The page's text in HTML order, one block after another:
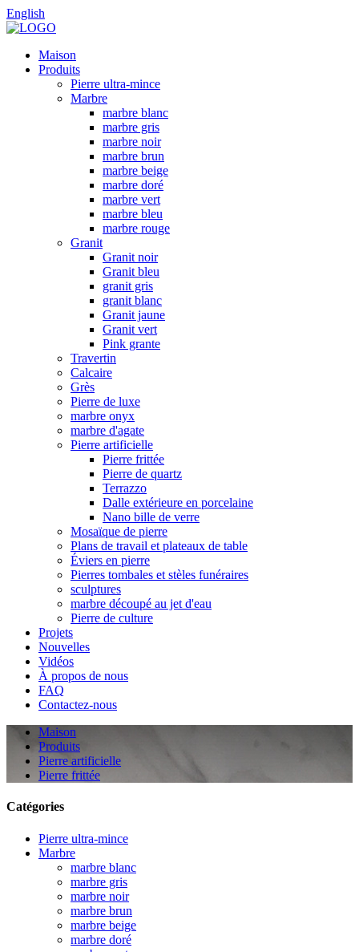
English
Maison
Produits
Pierre ultra-mince
Marbre
marbre blanc
marbre gris
marbre noir
marbre brun
marbre beige
marbre doré
marbre vert
marbre bleu
marbre rouge
Granit
Granit noir
Granit bleu
granit gris
granit blanc
Granit jaune
Granit vert
Pink grante
Travertin
Calcaire
Grès
Pierre de luxe
marbre onyx
marbre d'agate
Pierre artificielle
Pierre frittée
Pierre de quartz
Terrazzo
Dalle extérieure en porcelaine
Nano bille de verre
Mosaïque de pierre
Plans de travail et plateaux de table
Éviers en pierre
Pierres tombales et stèles funéraires
sculptures
marbre découpé au jet d'eau
Pierre de culture
Projets
Nouvelles
Vidéos
À propos de nous
FAQ
Contactez-nous
Maison
Produits
Pierre artificielle
Pierre frittée
Catégories
Pierre ultra-mince
Marbre
marbre blanc
marbre gris
marbre noir
marbre brun
marbre beige
marbre doré